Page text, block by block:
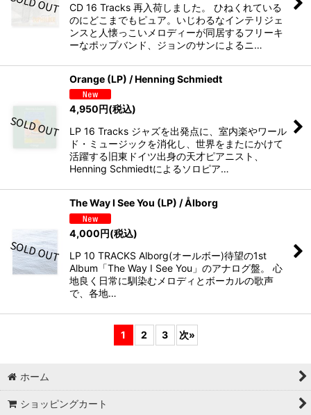
CD 16 Tracks 再入荷しました。 ひねくれている
のにどこまでもピュア。いじわるなインテリジェ
ンスと人懐っこいメロディーが同居するフリーキ
ーなポップバンド、ジョンのサンによるニ…
Orange (LP) / Henning Schmiedt
4,950円(税込)
LP 16 Tracks ジャズを出発点に、室内楽やワール
ド・ミュージックを消化し、世界をまたにかけて
活躍する旧東ドイツ出身の天才ピアニスト、
Henning Schmiedtによるソロピア…
The Way I See You (LP) / Ålborg
4,000円(税込)
LP 10 TRACKS Alborg(オールボー)待望の1st
Album「The Way I See You」のアナログ盤。 心
地良く日常に馴染むメロディとボーカルの歌声
で、各地…
1 2 3 次»
ホーム
ショッピングカート